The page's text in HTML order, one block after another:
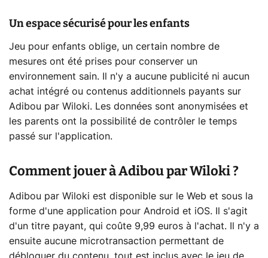
Un espace sécurisé pour les enfants
Jeu pour enfants oblige, un certain nombre de
mesures ont été prises pour conserver un
environnement sain. Il n'y a aucune publicité ni aucun
achat intégré ou contenus additionnels payants sur
Adibou par Wiloki. Les données sont anonymisées et
les parents ont la possibilité de contrôler le temps
passé sur l'application.
Comment jouer à Adibou par Wiloki ?
Adibou par Wiloki est disponible sur le Web et sous la
forme d'une application pour Android et iOS. Il s'agit
d'un titre payant, qui coûte 9,99 euros à l'achat. Il n'y a
ensuite aucune microtransaction permettant de